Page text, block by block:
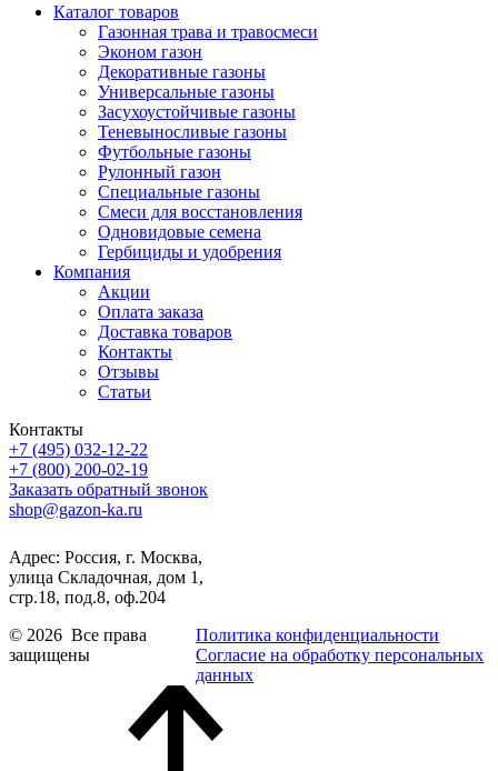
Каталог товаров
Газонная трава и травосмеси
Эконом газон
Декоративные газоны
Универсальные газоны
Засухоустойчивые газоны
Теневыносливые газоны
Футбольные газоны
Рулонный газон
Специальные газоны
Смеси для восстановления
Одновидовые семена
Гербициды и удобрения
Компания
Акции
Оплата заказа
Доставка товаров
Контакты
Отзывы
Статьи
Контакты
+7 (495) 032-12-22
+7 (800) 200-02-19
Заказать обратный звонок
shop@gazon-ka.ru
Адрес: Россия, г. Москва,
улица Складочная, дом 1,
стр.18, под.8, оф.204
© 2026 Все права
защищены
Политика конфиденциальности
Согласие на обработку персональных
данных